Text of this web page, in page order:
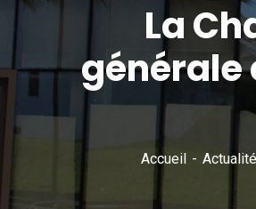
La
générale
Accueil